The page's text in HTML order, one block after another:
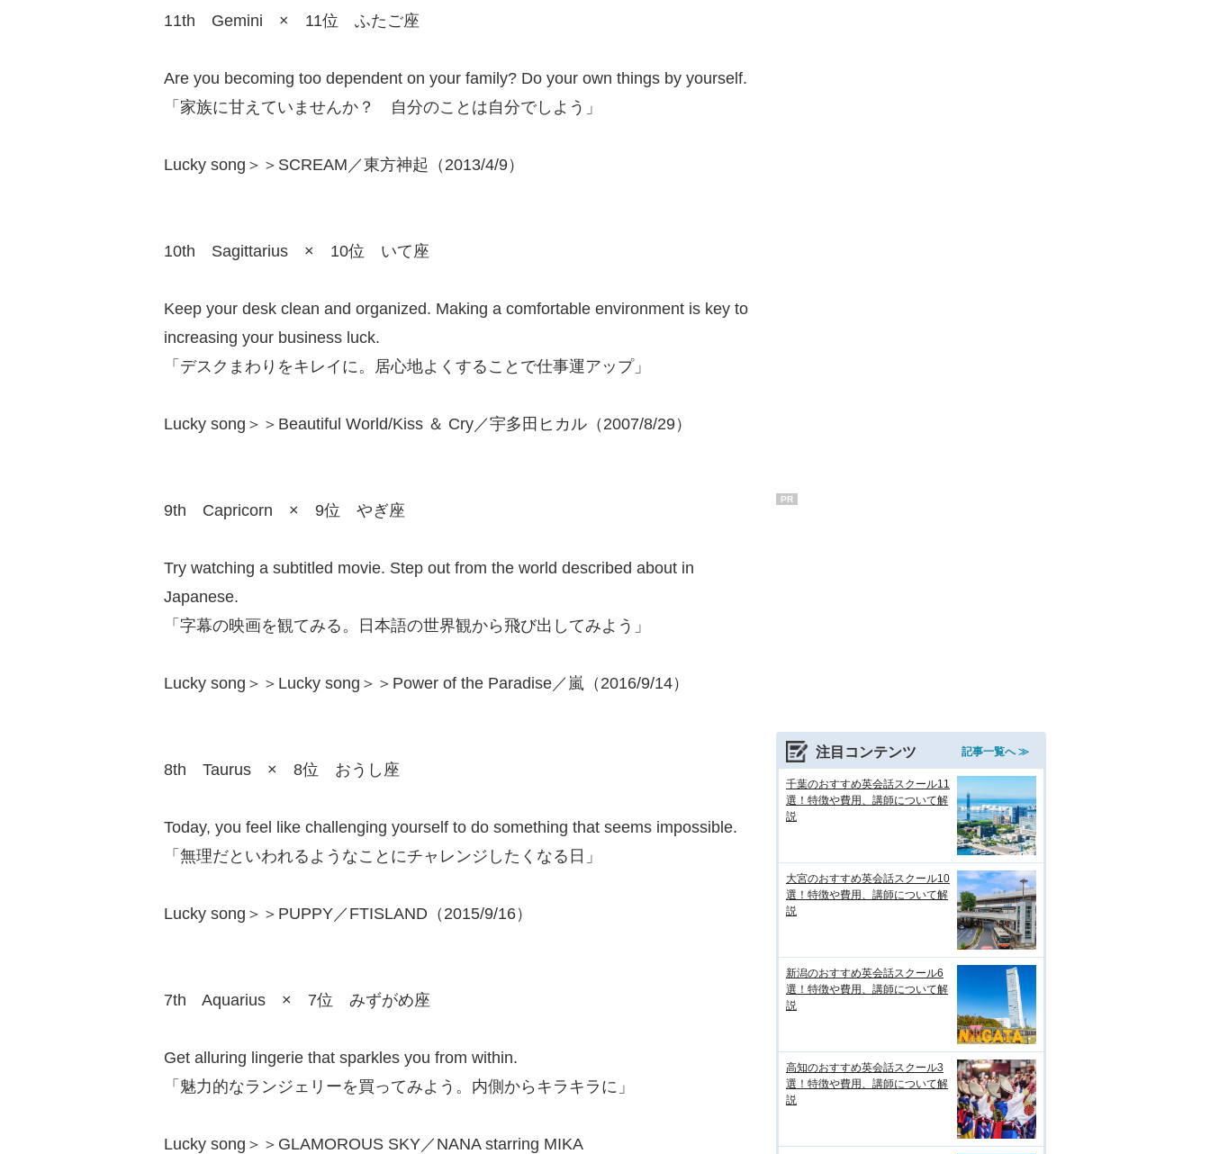
11th Gemini × 11位 ふたご座
Are you becoming too dependent on your family? Do your own things by yourself.
「家族に甘えていませんか？ 自分のことは自分でしよう」
Lucky song＞＞SCREAM／東方神起（2013/4/9）
10th Sagittarius × 10位 いて座
Keep your desk clean and organized. Making a comfortable environment is key to
increasing your business luck.
「デスクまわりをキレイに。居心地よくすることで仕事運アップ」
Lucky song＞＞Beautiful World/Kiss ＆ Cry／宇多田ヒカル（2007/8/29）
9th Capricorn × 9位 やぎ座
Try watching a subtitled movie. Step out from the world described about in
Japanese.
「字幕の映画を観てみる。日本語の世界観から飛び出してみよう」
Lucky song＞＞Lucky song＞＞Power of the Paradise／嵐（2016/9/14）
8th Taurus × 8位 おうし座
Today, you feel like challenging yourself to do something that seems impossible.
「無理だといわれるようなことにチャレンジしたくなる日」
Lucky song＞＞PUPPY／FTISLAND（2015/9/16）
7th Aquarius × 7位 みずがめ座
Get alluring lingerie that sparkles you from within.
「魅力的なランジェリーを買ってみよう。内側からキラキラに」
Lucky song＞＞GLAMOROUS SKY／NANA starring MIKA
PR
注目コンテンツ 記事一覧へ ≫
千葉のおすすめ英会話スクール11
選！特徴や費用、講師について解
説
大宮のおすすめ英会話スクール10
選！特徴や費用、講師について解
説
新潟のおすすめ英会話スクール6
選！特徴や費用、講師について解
説
高知のおすすめ英会話スクール3
選！特徴や費用、講師について解
説